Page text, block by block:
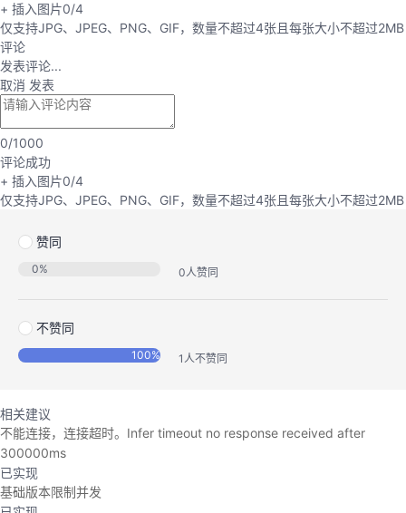
+ 插入图片0/4
仅支持JPG、JPEG、PNG、GIF，数量不超过4张且每张大小不超过2MB
评论
发表评论...
取消 发表
0/1000
评论成功
+ 插入图片0/4
仅支持JPG、JPEG、PNG、GIF，数量不超过4张且每张大小不超过2MB
赞同
0% 0人赞同
不赞同
100% 1人不赞同
相关建议
不能连接，连接超时。Infer timeout no response received after
300000ms
已实现
基础版本限制并发